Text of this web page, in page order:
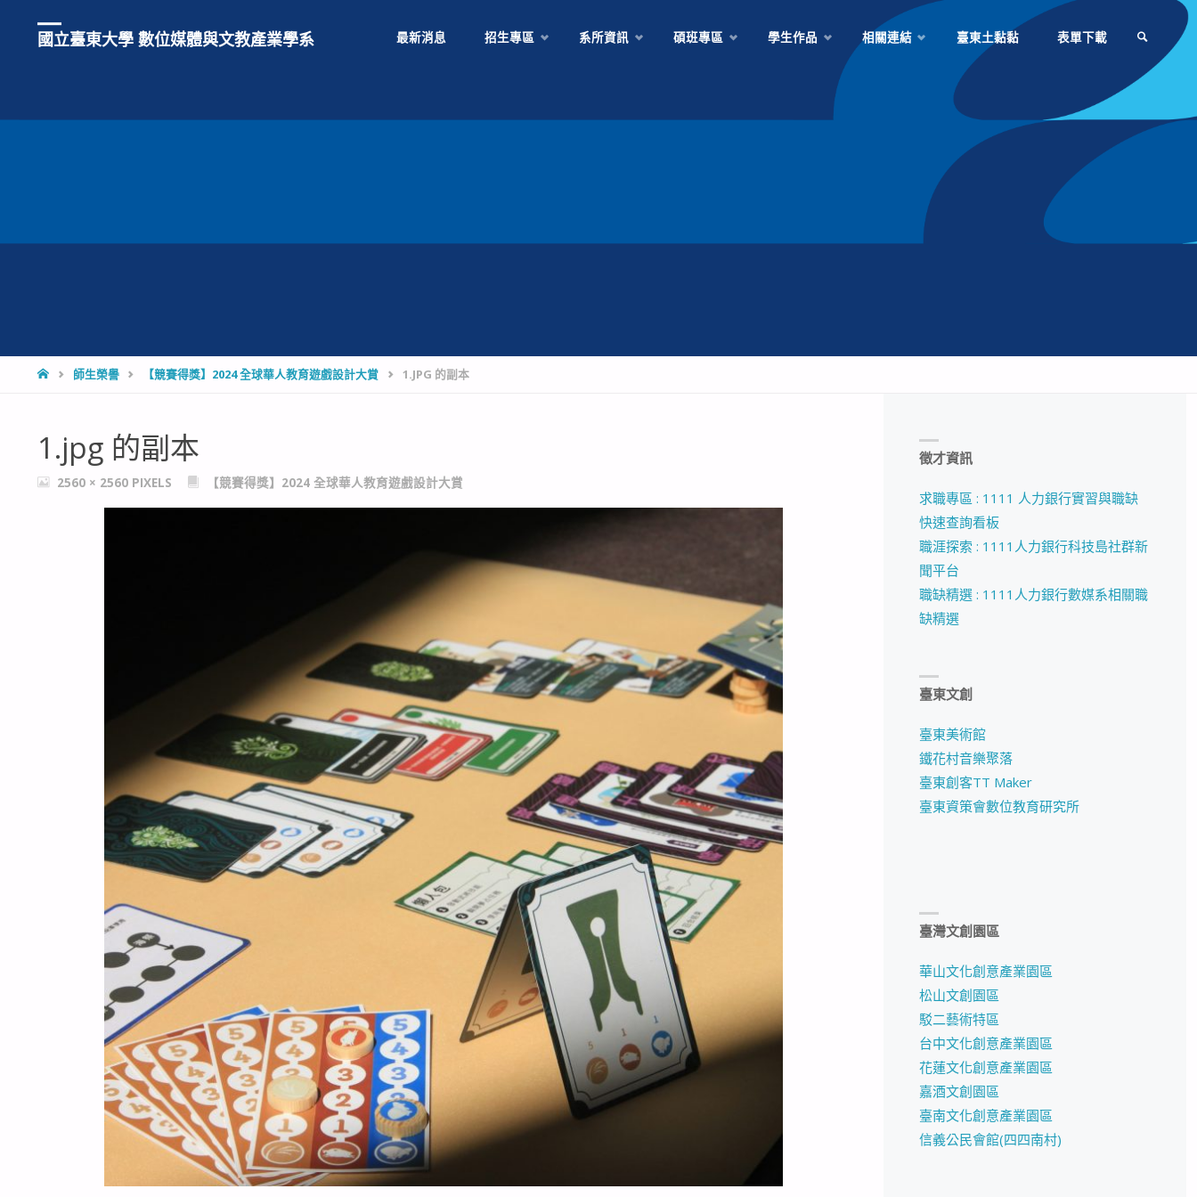
國立臺東大學 數位媒體與文教產業學系 最新消息 招生專區 系所資訊 碩班專區 學生作品 相關連結 臺東土黏黏 表單下載
HOME師生榮譽 【競賽得獎】2024 全球華人教育遊戲設計大賞 1.JPG 的副本
1.jpg 的副本
FULL2560 × 2560 PIXELS 【競賽得獎】2024 全球華人教育遊戲設計大賞
徵才資訊
求職專區 : 1111 人力銀行實習與職缺
快速查詢看板
職涯探索 : 1111人力銀行科技島社群新
聞平台
職缺精選 : 1111人力銀行數媒系相關職
缺精選
臺東文創
臺東美術館
鐵花村音樂聚落
臺東創客TT Maker
臺東資策會數位教育研究所
臺灣文創園區
華山文化創意產業園區
松山文創園區
駁二藝術特區
台中文化創意產業園區
花蓮文化創意產業園區
嘉酒文創園區
臺南文化創意產業園區
信義公民會館(四四南村)